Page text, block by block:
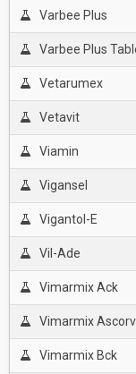
Varbee Plus
Varbee Plus
Vetarumex
Vetavit
Viamin
Vigansel
Vigantol-E
Vil-Ade
Vimarmix Ack
Vimarmix
Vimarmix Bck